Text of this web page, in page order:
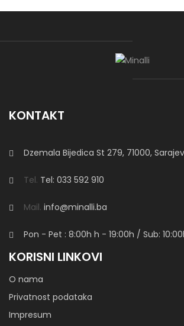
KONTAKT
Dzemala Bijedica St 279, 71000,
Tel. Tel: 033 592 910
Mail. info@minalli.ba
Pon - Pet : 8:00h h - 19:00h / Sub:
KORISNI LINKOVI
O nama
Privatnost podataka
Impresum